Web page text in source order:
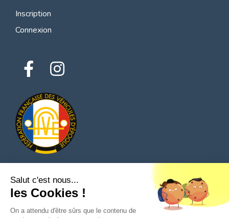
Inscription
Connexion
© 2026 Tous droits réservés - Classic Parts Finder
Politique de confidentialités
Conditions générales d'utilisation
Mentions légales
Salut c'est nous...
les Cookies !
On a attendu d'être sûrs que le contenu de